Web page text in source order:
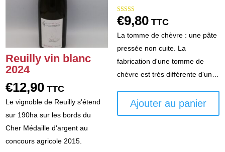
Reuilly vin blanc
2024
€12,90 TTC
Le vignoble de Reuilly s'étend
sur 190ha sur les bords du
Cher Médaille d'argent au
concours agricole 2015.
Note
5.00
€9,80 TTC
La tomme de chèvre : une pâte
pressée non cuite. La
fabrication d'une tomme de
chèvre est trés différente d'un…
Ajouter au panier